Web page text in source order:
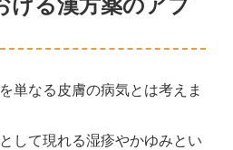
ける漢方薬のアプ
単なる皮膚の病気とは考えま
して現れる湿疹やかゆみとい